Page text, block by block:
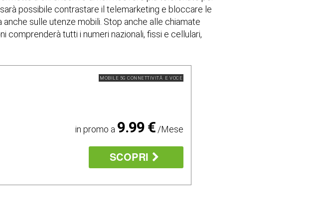
possibile contrastare il telemarketing e bloccare le
sulle utenze mobili. Stop anche alle chiamate
tutti i numeri nazionali, fissi e cellulari,
MOBILE 5G CONNETTIVITÃ E VOCE
in promo a 9.99 € /Mese
SCOPRI